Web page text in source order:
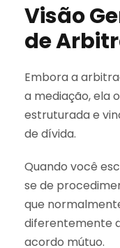
Visão
de
Embora a
a mediação, ela
estruturada e
de dívida.
Quando você
se de
que
diferentemente
acordo mútuo.